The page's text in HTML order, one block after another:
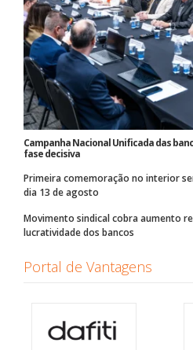
Campanha Nacional Unificada das
fase decisiva
Primeira comemoração no interior
dia 13 de agosto
Movimento sindical cobra aumento
lucratividade dos bancos
Portal de Vantagens